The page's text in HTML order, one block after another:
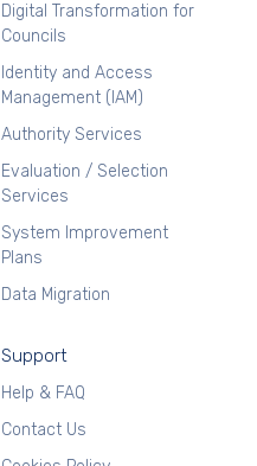
Digital Transformation for
Councils
Identity and Access
Management (IAM)
Authority Services
Evaluation / Selection
Services
System Improvement
Plans
Data Migration
Support
Help & FAQ
Contact Us